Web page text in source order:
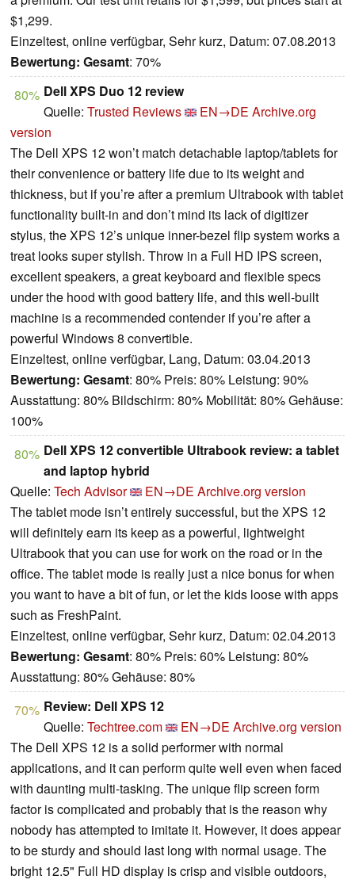
$1,299.
Einzeltest, online verfügbar, Sehr kurz, Datum: 07.08.2013
Bewertung: Gesamt: 70%
80% Dell XPS Duo 12 review
Quelle: Trusted Reviews EN→DE Archive.org
version
The Dell XPS 12 won’t match detachable laptop/tablets for
their convenience or battery life due to its weight and
thickness, but if you’re after a premium Ultrabook with tablet
functionality built-in and don’t mind its lack of digitizer
stylus, the XPS 12’s unique inner-bezel flip system works a
treat looks super stylish. Throw in a Full HD IPS screen,
excellent speakers, a great keyboard and flexible specs
under the hood with good battery life, and this well-built
machine is a recommended contender if you’re after a
powerful Windows 8 convertible.
Einzeltest, online verfügbar, Lang, Datum: 03.04.2013
Bewertung: Gesamt: 80% Preis: 80% Leistung: 90%
Ausstattung: 80% Bildschirm: 80% Mobilität: 80% Gehäuse:
100%
80% Dell XPS 12 convertible Ultrabook review: a tablet
and laptop hybrid
Quelle: Tech Advisor EN→DE Archive.org version
The tablet mode isn’t entirely successful, but the XPS 12
will definitely earn its keep as a powerful, lightweight
Ultrabook that you can use for work on the road or in the
office. The tablet mode is really just a nice bonus for when
you want to have a bit of fun, or let the kids loose with apps
such as FreshPaint.
Einzeltest, online verfügbar, Sehr kurz, Datum: 02.04.2013
Bewertung: Gesamt: 80% Preis: 60% Leistung: 80%
Ausstattung: 80% Gehäuse: 80%
70% Review: Dell XPS 12
Quelle: Techtree.com EN→DE Archive.org version
The Dell XPS 12 is a solid performer with normal
applications, and it can perform quite well even when faced
with daunting multi-tasking. The unique flip screen form
factor is complicated and probably that is the reason why
nobody has attempted to imitate it. However, it does appear
to be sturdy and should last long with normal usage. The
bright 12.5" Full HD display is crisp and visible outdoors,